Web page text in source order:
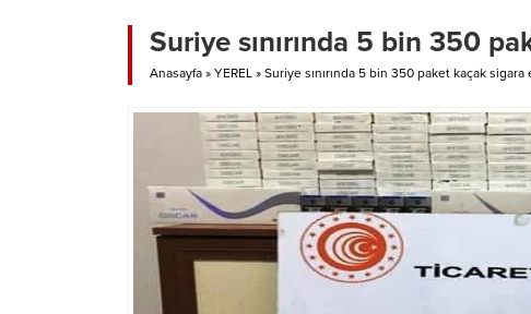
Suriye sınırında 5 bin 350
Anasayfa » YEREL » Suriye sınırında 5 bin 350 paket kaçak